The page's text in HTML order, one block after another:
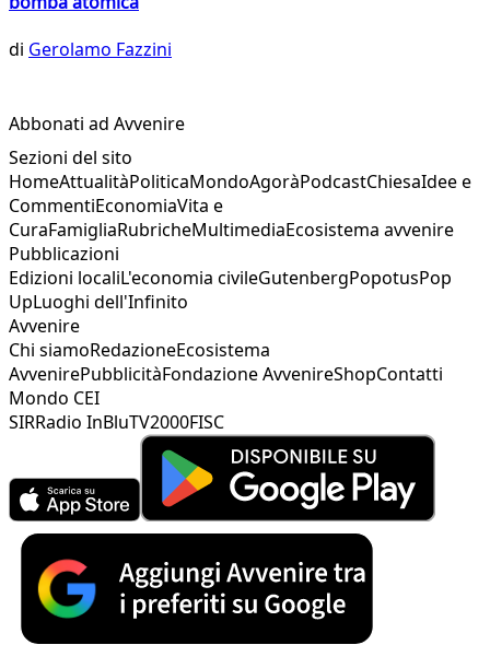
di Gerolamo Fazzini
Abbonati ad Avvenire
Sezioni del sito
HomeAttualitàPoliticaMondoAgoràPodcastChiesaIdee e
CommentiEconomiaVita e
CuraFamigliaRubricheMultimediaEcosistema avvenire
Pubblicazioni
Edizioni localiL'economia civileGutenbergPopotusPop
UpLuoghi dell'Infinito
Avvenire
Chi siamoRedazioneEcosistema
AvvenirePubblicitàFondazione AvvenireShopContatti
Mondo CEI
SIRRadio InBluTV2000FISC